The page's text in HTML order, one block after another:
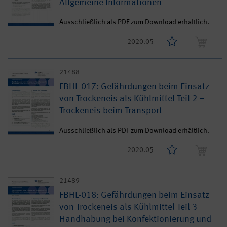
Allgemeine Informationen
Ausschließlich als PDF zum Download erhältlich.
2020.05
21488
FBHL-017: Gefährdungen beim Einsatz
von Trockeneis als Kühlmittel Teil 2 –
Trockeneis beim Transport
Ausschließlich als PDF zum Download erhältlich.
2020.05
21489
FBHL-018: Gefährdungen beim Einsatz
von Trockeneis als Kühlmittel Teil 3 –
Handhabung bei Konfektionierung und